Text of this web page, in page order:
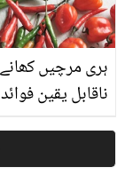
ناقابل یقین فوائد